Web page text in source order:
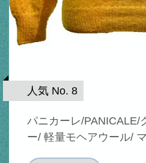
人気 No. 8
パニカーレ/PANICALE/
ー/ 軽量モヘアウール/